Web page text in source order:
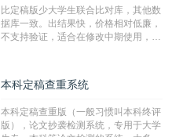
比定稿版少大学生联合比对库，其他数
据库一致。出结果快，价格相对低廉，
不支持验证，适合在修改中期使用，定
本科定稿查重系统
本科定稿查重版（一般习惯叫本科终评
版），论文抄袭检测系统，专用于大学